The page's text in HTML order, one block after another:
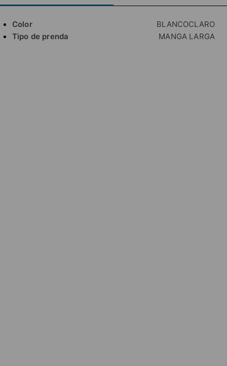
Color
BLANCOCLARO
Tipo de prenda
MANGA LARGA